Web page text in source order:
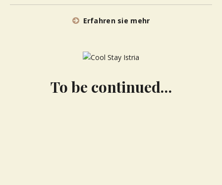
Erfahren sie mehr
To be continued…